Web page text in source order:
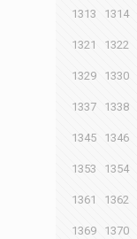
1313 1314
1321 1322
1329 1330
1337 1338
1345 1346
1353 1354
1361 1362
1369 1370